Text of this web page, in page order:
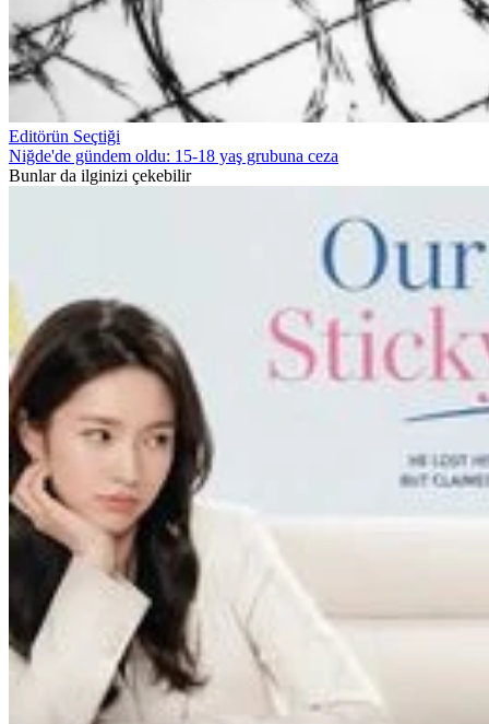
Editörün Seçtiği
Niğde'de gündem oldu: 15-18 yaş grubuna ceza
Bunlar da ilginizi çekebilir